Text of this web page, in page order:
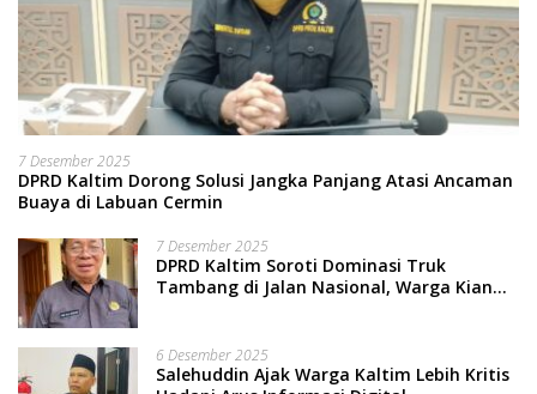
7 Desember 2025
DPRD Kaltim Dorong Solusi Jangka Panjang Atasi Ancaman
Buaya di Labuan Cermin
7 Desember 2025
DPRD Kaltim Soroti Dominasi Truk
Tambang di Jalan Nasional, Warga Kian
6 Desember 2025
Salehuddin Ajak Warga Kaltim Lebih Kritis